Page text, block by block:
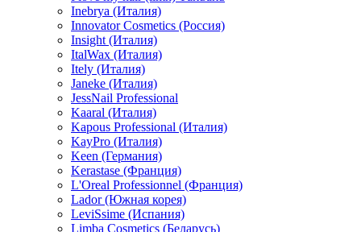
Inebrya (Италия)
Innovator Cosmetics (Россия)
Insight (Италия)
ItalWax (Италия)
Itely (Италия)
Janeke (Италия)
JessNail Professional
Kaaral (Италия)
Kapous Professional (Италия)
KayPro (Италия)
Keen (Германия)
Kerastase (Франция)
L'Oreal Professionnel (Франция)
Lador (Южная корея)
LeviSsime (Испания)
Limba Cosmetics (Беларусь)